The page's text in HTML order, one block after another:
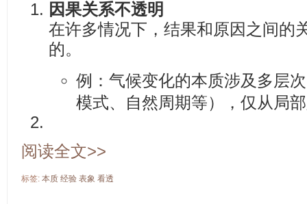
因果关系不透明
在许多情况下，结果和原因之间的
的。
例：气候变化的本质涉及多层
模式、自然周期等），仅从局
阅读全文>>
标签: 本质 经验 表象 看透